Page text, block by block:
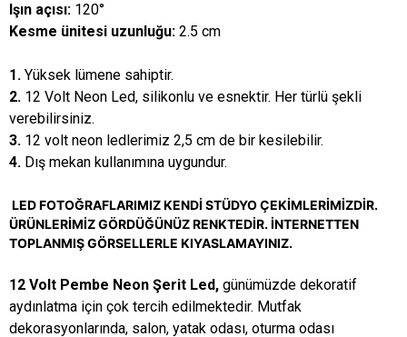
Işın açısı: 120°
Kesme ünitesi uzunluğu: 2.5 cm
1. Yüksek lümene sahiptir.
2. 12 Volt Neon Led, silikonlu ve esnektir. Her türlü şekli
verebilirsiniz.
3. 12 volt neon ledlerimiz 2,5 cm de bir kesilebilir.
4. Dış mekan kullanımına uygundur.
LED FOTOĞRAFLARIMIZ KENDİ STÜDYO ÇEKİMLERİMİZDİR.
ÜRÜNLERİMİZ GÖRDÜĞÜNÜZ RENKTEDİR. İNTERNETTEN
TOPLANMIŞ GÖRSELLERLE KIYASLAMAYINIZ.
12 Volt Pembe Neon Şerit Led, günümüzde dekoratif
aydınlatma için çok tercih edilmektedir. Mutfak
dekorasyonlarında, salon, yatak odası, oturma odası